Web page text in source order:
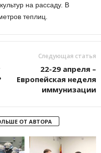
на рассаду. В
теплиц.
Следующая статья
22-29 апреля –
Европейская неделя
иммунизации
ОТ АВТОРА